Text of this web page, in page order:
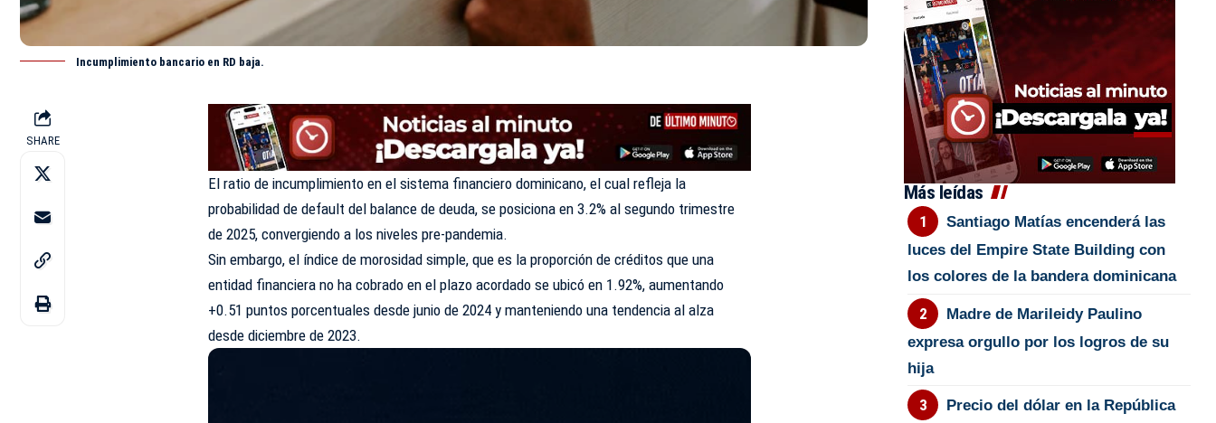
Incumplimiento bancario en RD baja.
SHARE
El ratio de incumplimiento en el sistema financiero dominicano, el cual refleja la
probabilidad de default del balance de deuda, se posiciona en 3.2% al segundo trimestre
de 2025, convergiendo a los niveles pre-pandemia.
Sin embargo, el índice de morosidad simple, que es la proporción de créditos que una
entidad financiera no ha cobrado en el plazo acordado se ubicó en 1.92%, aumentando
+0.51 puntos porcentuales desde junio de 2024 y manteniendo una tendencia al alza
desde diciembre de 2023.
Más leídas
Santiago Matías encenderá las
luces del Empire State Building con
los colores de la bandera dominicana
Madre de Marileidy Paulino
expresa orgullo por los logros de su
hija
Precio del dólar en la República